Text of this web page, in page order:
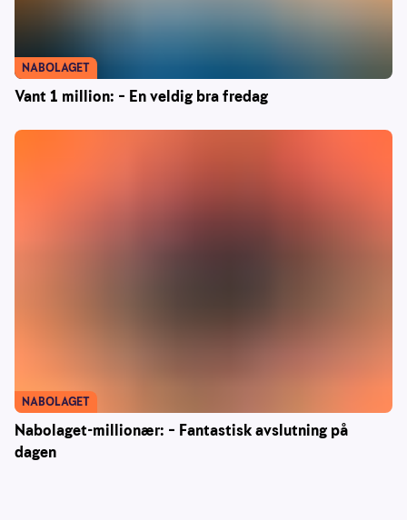
Vant 1 million: – En veldig bra fredag
NABOLAGET
Nabolaget-millionær: – Fantastisk avslutning på
dagen
NABOLAGET